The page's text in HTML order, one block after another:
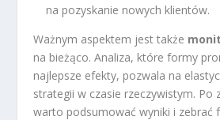
na pozyskanie nowych klientów.
Ważnym aspektem jest także
na bieżąco. Analiza, które formy
najlepsze efekty, pozwala na
strategii w czasie rzeczywistym. Po
warto podsumować wyniki i zebrać